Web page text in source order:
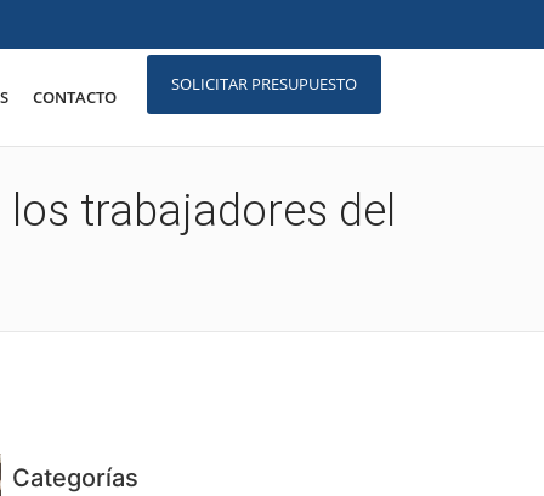
CONTACTO
SOLICITAR PRESUPUESTO
trabajadores del
Categorías